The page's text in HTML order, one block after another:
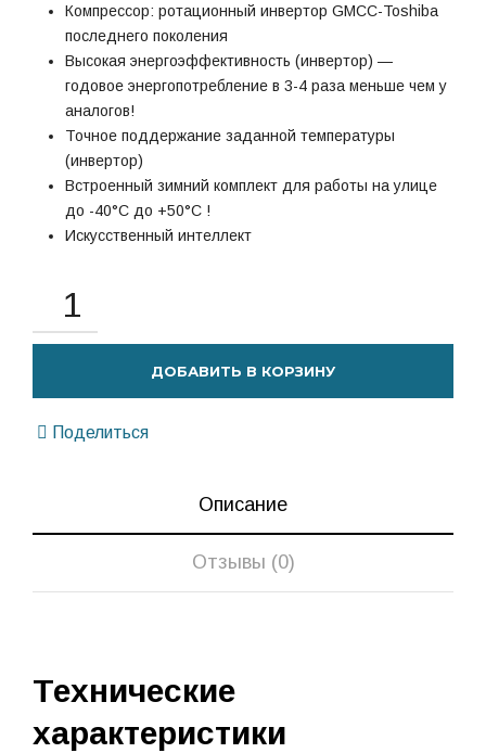
Компрессор: ротационный инвертор GMCC-Toshiba
последнего поколения
Высокая энергоэффективность (инвертор) —
годовое энергопотребление в 3-4 раза меньше чем у
аналогов!
Точное поддержание заданной температуры
(инвертор)
Встроенный зимний комплект для работы на улице
до -40°С до +50°С !
Искусственный интеллект
ДОБАВИТЬ В КОРЗИНУ
Поделиться
Описание
Отзывы (0)
Технические
характеристики